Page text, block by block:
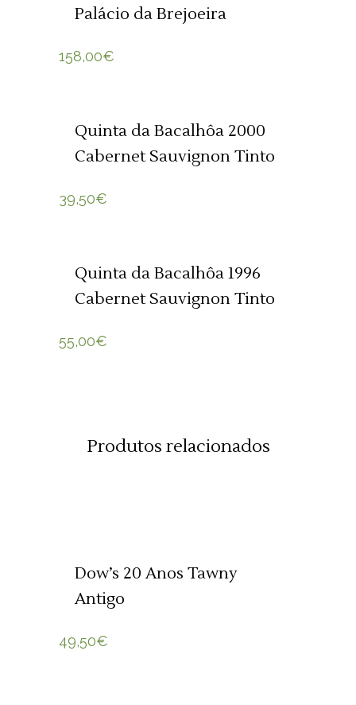
Palácio da Brejoeira
158,00€
Quinta da Bacalhôa 2000
Cabernet Sauvignon Tinto
39,50€
Quinta da Bacalhôa 1996
Cabernet Sauvignon Tinto
55,00€
Produtos relacionados
Dow’s 20 Anos Tawny
Antigo
49,50€